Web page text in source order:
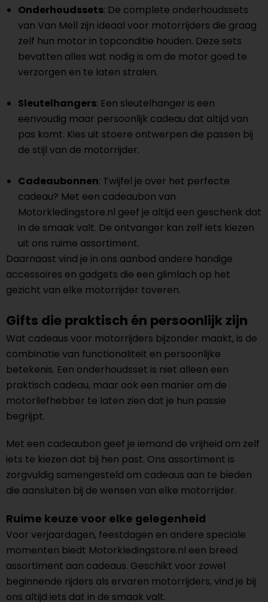
Onderhoudssets: De complete onderhoudssets
van Van Mell zijn ideaal voor motorrijders die graag
zelf hun motor in topconditie houden. Deze sets
bevatten alles wat nodig is om de motor goed te
verzorgen en te laten stralen.
Sleutelhangers: Een sleutelhanger is een
eenvoudig maar persoonlijk cadeau dat altijd van
pas komt. Kies uit stoere ontwerpen die passen bij
de stijl van de motorrijder.
Cadeaubonnen: Twijfel je over het perfecte
cadeau? Met een cadeaubon van
Motorkledingstore.nl geef je altijd een geschenk dat
in de smaak valt. De ontvanger kan zelf iets kiezen
uit ons ruime assortiment.
Daarnaast vind je in ons aanbod andere handige
accessoires en gadgets die een glimlach op het
gezicht van elke motorrijder toveren.
Gifts die praktisch én persoonlijk zijn
Wat cadeaus voor motorrijders bijzonder maakt, is de
combinatie van functionaliteit en persoonlijke
betekenis. Een onderhoudsset is niet alleen een
praktisch cadeau, maar ook een manier om de
motorliefhebber te laten zien dat je hun passie
begrijpt.
Met een cadeaubon geef je iemand de vrijheid om zelf
iets te kiezen dat bij hen past. Ons assortiment is
zorgvuldig samengesteld om cadeaus aan te bieden
die aansluiten bij de wensen van elke motorrijder.
Ruime keuze voor elke gelegenheid
Voor verjaardagen, feestdagen en andere speciale
momenten biedt Motorkledingstore.nl een breed
assortiment aan cadeaus. Geschikt voor zowel
beginnende rijders als ervaren motorrijders, vind je bij
ons altijd iets dat in de smaak valt.